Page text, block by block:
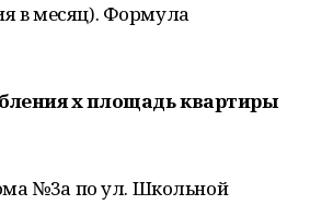
в месяц). Формула
х площадь квартиры
№3а по ул. Школьной